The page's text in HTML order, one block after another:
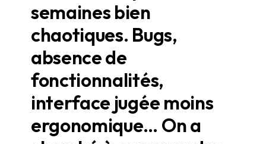
semaines bien
chaotiques. Bugs,
absence de
fonctionnalités,
interface jugée moins
ergonomique… On a